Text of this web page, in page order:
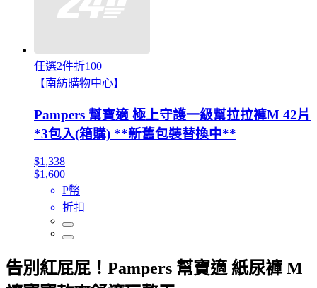
任選2件折100
【南紡購物中心】
Pampers 幫寶適 極上守護一級幫拉拉褲M 42片
*3包入(箱購) **新舊包裝替換中**
$1,338
$1,600
P幣
折扣
告別紅屁屁！Pampers 幫寶適 紙尿褲 M